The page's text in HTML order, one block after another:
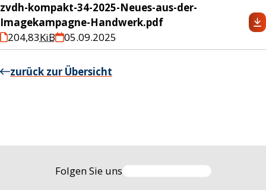
zvdh-kompakt-34-2025-Neues-aus-der-
Imagekampagne-Handwerk.pdf
204,83KiB 05.09.2025
zurück zur Übersicht
Folgen Sie uns